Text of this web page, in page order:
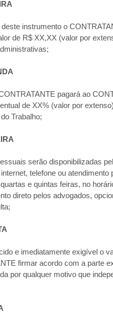
instrumento o
de R$ XX,XX (valor por
pagará ao
de XX% (valor por
Trabalho;
serão disponibilizadas
telefone ou atendimento
e quintas feiras, no
direto pelos advogados,
e imediatamente exigível o
firmar acordo com a parte
por qualquer motivo que